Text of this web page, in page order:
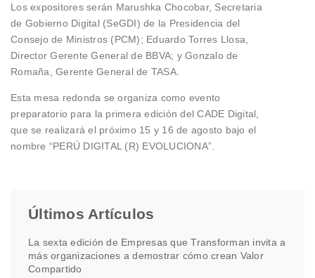
Los expositores serán Marushka Chocobar, Secretaria
de Gobierno Digital (SeGDI) de la Presidencia del
Consejo de Ministros (PCM); Eduardo Torres Llosa,
Director Gerente General de BBVA; y Gonzalo de
Romaña, Gerente General de TASA.
Esta mesa redonda se organiza como evento
preparatorio para la primera edición del CADE Digital,
que se realizará el próximo 15 y 16 de agosto bajo el
nombre “PERÚ DIGITAL (R) EVOLUCIONA”.
Últimos Artículos
La sexta edición de Empresas que Transforman invita a
más organizaciones a demostrar cómo crean Valor
Compartido